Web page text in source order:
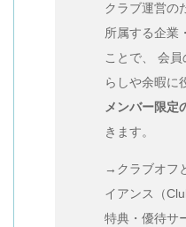
クラブ運営の
所属する企業
ことで、 会
らしや余暇に
メンバー限定
きます。
→クラブオフ
イアンス（
特典・優待サ